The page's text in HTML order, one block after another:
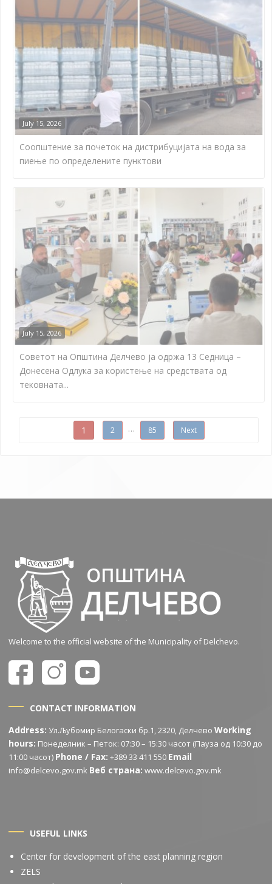
July 15, 2026
Соопштение за почеток на дистрибуцијата на вода за
пиење по определените пунктови
July 15, 2026
Советот на Општина Делчево ја одржа 13 Седница –
Донесена Одлука за користење на средствата од
тековната...
Posts navigation
1 2 … 85 Next
Welcome to the official website of the Municipality of Delchevo.
CONTACT INFORMATION
Address: Ул.Љубомир Белогаски бр.1, 2320, ДелчевоWorking
hours: Понеделник – Петок: 07:30 – 15:30 часот (Пауза од 10:30 до
11:00 часот) Phone / Fax: +389 33 411 550 Email
info@delcevo.gov.mk Веб страна: www.delcevo.gov.mk
USEFUL LINKS
Center for development of the east planning region
ZELS